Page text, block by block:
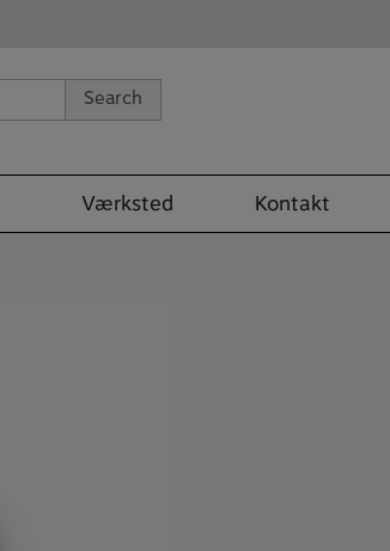
Search
Værksted Kontakt